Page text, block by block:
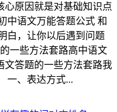
心原因就是对基础知识点
中语文万能答题公式 和
白，让你以后遇到问题
一些方法套路高中语文
文答题的一些方法套路我
一、表达方式...